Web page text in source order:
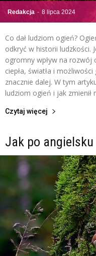
Redakcja - 8 lipca 2024
Co dał ludziom ogień?
odkryć w historii ludzkości.
ogromny wpływ na rozwój
ciepła, światła i
znacznie dalej. W tym
ludziom ogień i jak zmienił
Czytaj więcej
Jak po angielsku